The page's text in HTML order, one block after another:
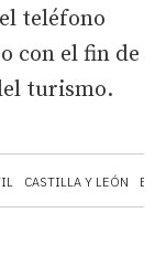
CASTILLA Y LEÓN
teléfono
con el fin de
turismo.